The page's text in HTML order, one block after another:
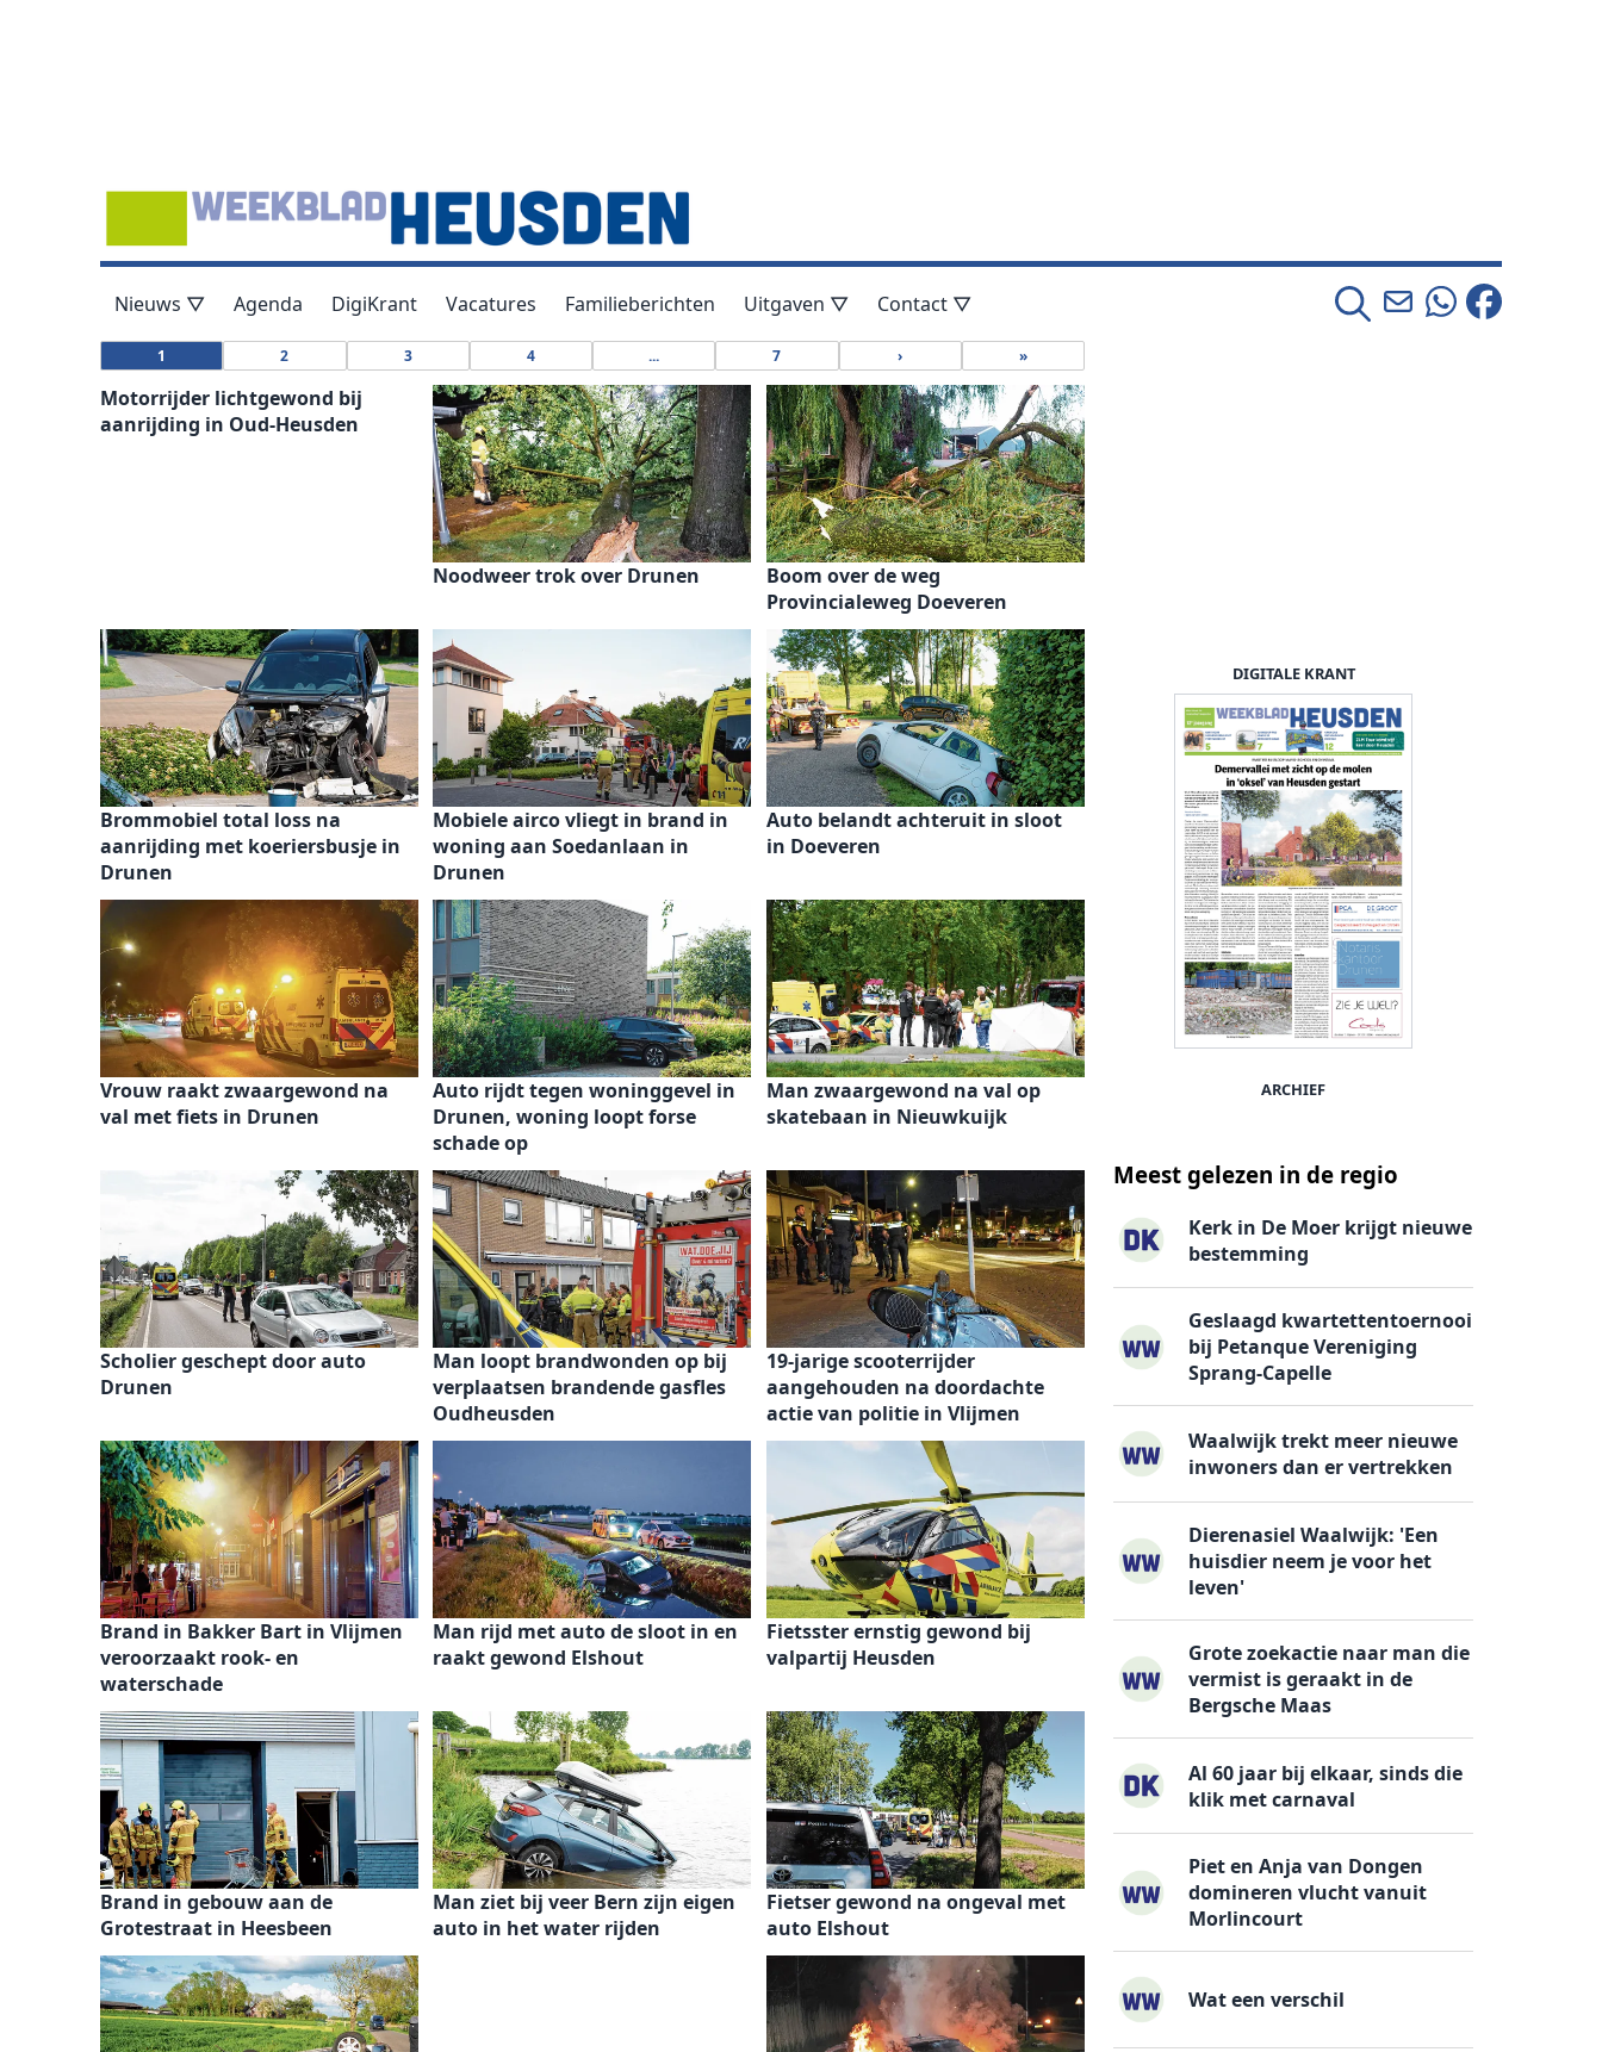
Nieuws ▽ Agenda DigiKrant Vacatures Familieberichten Uitgaven ▽ Contact ▽
1 2 3 4 ... 7 › »
Motorrijder lichtgewond bij
aanrijding in Oud-Heusden
Noodweer trok over Drunen
Boom over de weg
Provincialeweg Doeveren
Brommobiel total loss na
aanrijding met koeriersbusje in
Drunen
Mobiele airco vliegt in brand in
woning aan Soedanlaan in
Drunen
Auto belandt achteruit in sloot
in Doeveren
Vrouw raakt zwaargewond na
val met fiets in Drunen
Auto rijdt tegen woninggevel in
Drunen, woning loopt forse
schade op
Man zwaargewond na val op
skatebaan in Nieuwkuijk
Scholier geschept door auto
Drunen
Man loopt brandwonden op bij
verplaatsen brandende gasfles
Oudheusden
19-jarige scooterrijder
aangehouden na doordachte
actie van politie in Vlijmen
Brand in Bakker Bart in Vlijmen
veroorzaakt rook- en
waterschade
Man rijd met auto de sloot in en
raakt gewond Elshout
Fietsster ernstig gewond bij
valpartij Heusden
Brand in gebouw aan de
Grotestraat in Heesbeen
Man ziet bij veer Bern zijn eigen
auto in het water rijden
Fietser gewond na ongeval met
auto Elshout
DIGITALE KRANT
ARCHIEF
Meest gelezen in de regio
Kerk in De Moer krijgt nieuwe
bestemming
Geslaagd kwartettentoernooi
bij Petanque Vereniging
Sprang-Capelle
Waalwijk trekt meer nieuwe
inwoners dan er vertrekken
Dierenasiel Waalwijk: 'Een
huisdier neem je voor het
leven'
Grote zoekactie naar man die
vermist is geraakt in de
Bergsche Maas
Al 60 jaar bij elkaar, sinds die
klik met carnaval
Piet en Anja van Dongen
domineren vlucht vanuit
Morlincourt
Wat een verschil